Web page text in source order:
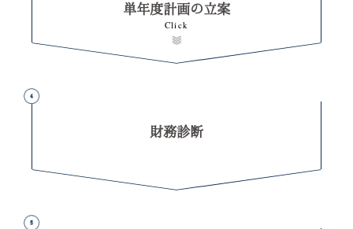
単年度計画の立案
財務診断